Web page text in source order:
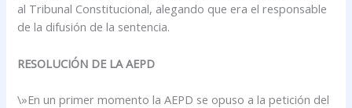
al Tribunal Constitucional, alegando que era el responsable
de la difusión de la sentencia.
RESOLUCIÓN DE LA AEPD
\»En un primer momento la AEPD se opuso a la petición del